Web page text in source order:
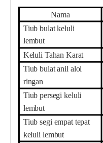
Nama
Tiub bulat keluli
lembut
Keluli Tahan Karat
Tiub bulat anil aloi
ringan
Tiub persegi keluli
lembut
Tiub segi empat tepat
keluli lembut